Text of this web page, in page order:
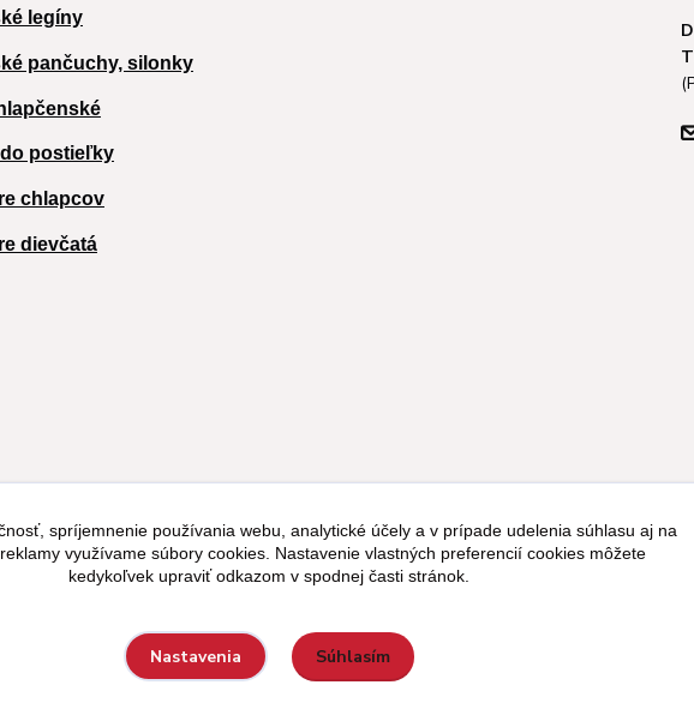
legíny
pančuchy, silonky
postieľky
chlapcov
dievčatá
spríjemnenie používania webu, analytické účely a v prípade udelenia súhlasu aj na
využívame súbory cookies. Nastavenie vlastných preferencií cookies môžete
kedykoľvek upraviť odkazom v spodnej časti stránok.
Nastavenia Súhlasím